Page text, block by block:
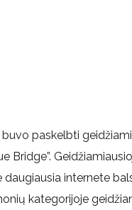
buvo paskelbti
Bridge”.
internete
kategorijoje